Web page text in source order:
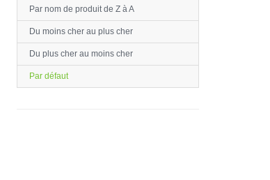
Par nom de produit de Z à A
Du moins cher au plus cher
Du plus cher au moins cher
Par défaut